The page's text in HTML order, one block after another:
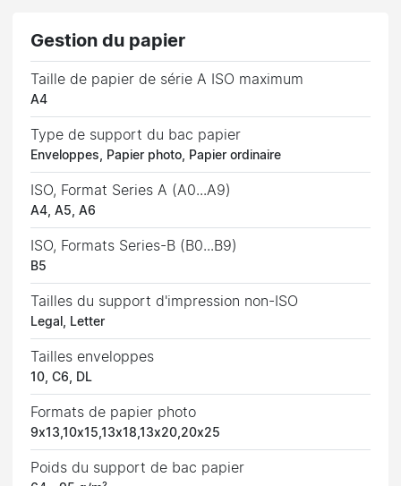
Gestion du papier
Taille de papier de série A ISO maximum
A4
Type de support du bac papier
Enveloppes, Papier photo, Papier ordinaire
ISO, Format Series A (A0...A9)
A4, A5, A6
ISO, Formats Series-B (B0...B9)
B5
Tailles du support d'impression non-ISO
Legal, Letter
Tailles enveloppes
10, C6, DL
Formats de papier photo
9x13,10x15,13x18,13x20,20x25
Poids du support de bac papier